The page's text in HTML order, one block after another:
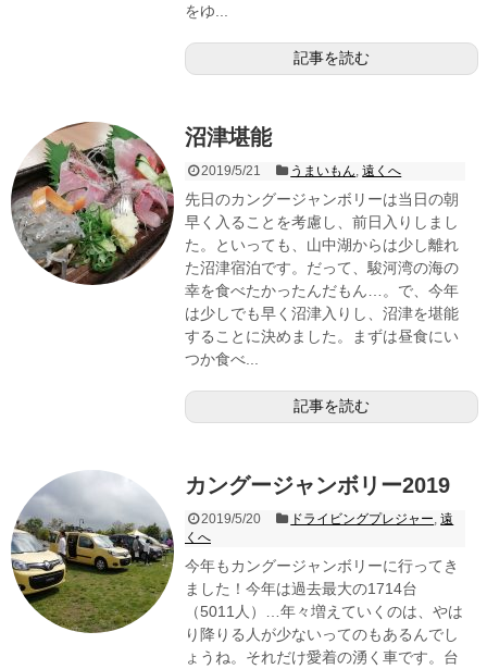
をゆ...
記事を読む
沼津堪能
2019/5/21 うまいもん,遠くへ
先日のカングージャンボリーは当日の朝
早く入ることを考慮し、前日入りしまし
た。といっても、山中湖からは少し離れ
た沼津宿泊です。だって、駿河湾の海の
幸を食べたかったんだもん…。で、今年
は少しでも早く沼津入りし、沼津を堪能
することに決めました。まずは昼食にい
つか食べ...
記事を読む
カングージャンボリー2019
2019/5/20 ドライビングプレジャー,遠
くへ
今年もカングージャンボリーに行ってき
ました！今年は過去最大の1714台
（5011人）…年々増えていくのは、やは
り降りる人が少ないってのもあるんでし
ょうね。それだけ愛着の湧く車です。台